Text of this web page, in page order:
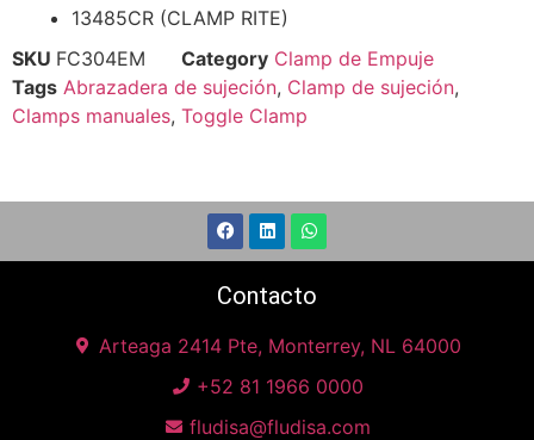
13485CR (CLAMP RITE)
SKU FC304EM Category Clamp de Empuje
Tags Abrazadera de sujeción, Clamp de sujeción,
Clamps manuales, Toggle Clamp
Contacto
Arteaga 2414 Pte, Monterrey, NL 64000
+52 81 1966 0000
fludisa@fludisa.com